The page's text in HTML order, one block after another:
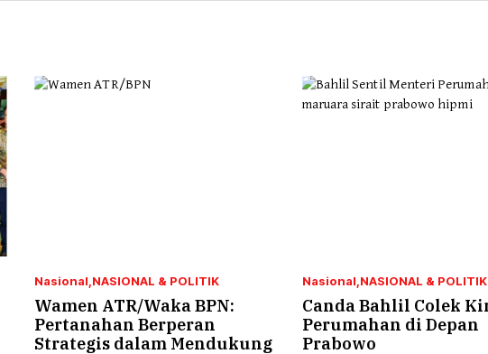
Nasional NASIONAL & POLITIK
Wamen ATR/Waka BPN:
Pertanahan Berperan
Strategis dalam Mendukung
Nasional NASIONAL & POLITIK
Canda Bahlil Colek
Perumahan di Depan
Prabowo